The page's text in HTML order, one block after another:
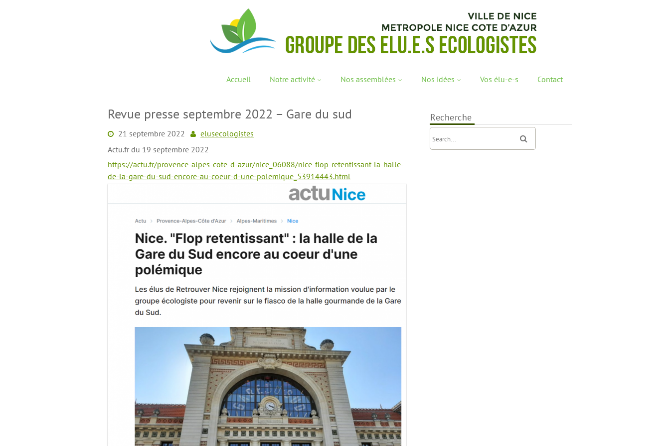
Accueil Notre activité Nos assemblées Nos idées Vos élu-e-s Contact
Revue presse septembre 2022 – Gare du sud
21 septembre 2022
elusecologistes
Actu.fr du 19 septembre 2022
https://actu.fr/provence-alpes-cote-d-azur/nice_06088/nice-flop-retentissant-la-halle-
de-la-gare-du-sud-encore-au-coeur-d-une-polemique_53914443.html
Recherche